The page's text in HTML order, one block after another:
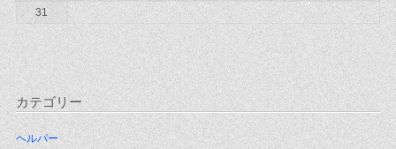
31
カテゴリー
ヘルパー